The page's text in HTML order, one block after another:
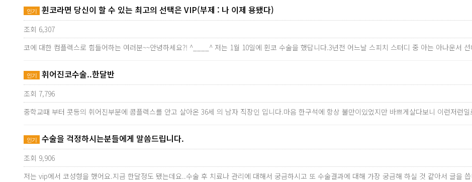
인기 휜코라면 당신이 할 수 있는 최고의 선택은 VIP(부제 : 나 이제 용됐다)
조회 6,307
코에 대한 컴플렉스로 힘들어하는 여러분~~안녕하세요?! ^____^ 저는 1월 10일에 휜코 수술을 했답니다.3년전 어느날 스피치 스터디 중 아는 아나운서
인기 휘어진코수술..한달반
조회 7,796
중학교때 부터 콧등의 휘어진부분에 콤플렉스를 안고 살아온 36세 의 남자 직장인 입니다.마음 한구석에 항상 불만이있었지만 바쁘게살다보니 이런저런
인기 수술을 걱정하시는분들에게 말씀드립니다.
조회 9,906
저는 vip에서 코성형을 했어요.지금 한달정도 됐는데요..수술 후 치료나 관리에 대해서 궁금하시고 또 수술결과에 대해 가장 궁금해 하실 것 같아서 글을